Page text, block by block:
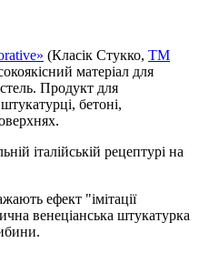
(Класік Стукко, ТМ
матеріал для
Продукт для
бетоні,
італійській рецептурі на
ефект "імітації
венеціанська штукатурка